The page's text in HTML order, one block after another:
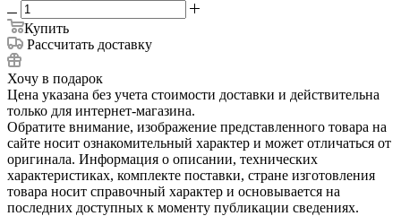
Купить
Рассчитать доставку
Хочу в подарок
Цена указана без учета стоимости доставки и действительна
только для интернет-магазина.
Обратите внимание, изображение представленного товара на
сайте носит ознакомительный характер и может отличаться от
оригинала. Информация о описании, технических
характеристиках, комплекте поставки, стране изготовления
товара носит справочный характер и основывается на
последних доступных к моменту публикации сведениях.